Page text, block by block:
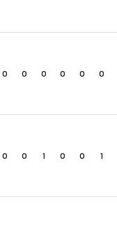
0 0 0 0 0 0
0 0 1 0 0 1